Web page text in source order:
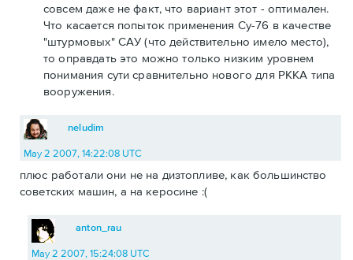
совсем даже не факт, что вариант этот - оптимален.
Что касается попыток применения Су-76 в качестве
"штурмовых" САУ (что действительно имело место),
то оправдать это можно только низким уровнем
понимания сути сравнительно нового для РККА типа
вооружения.
neludim
May 2 2007, 14:22:08 UTC
плюс работали они не на дизтопливе, как большинство
советских машин, а на керосине :(
anton_rau
May 2 2007, 15:24:08 UTC